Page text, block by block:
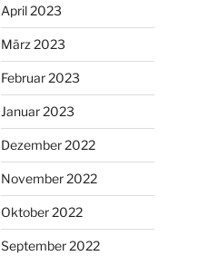
April 2023
März 2023
Februar 2023
Januar 2023
Dezember 2022
November 2022
Oktober 2022
September 2022